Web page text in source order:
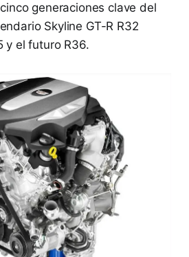
generaciones clave del
Skyline GT-R R32
y el futuro R36.